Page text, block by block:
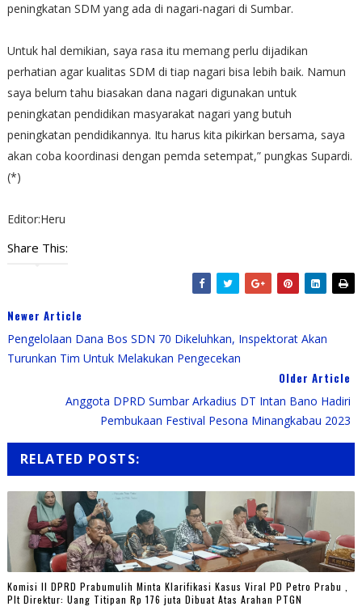
peningkatan SDM yang ada di nagari-nagari di Sumbar.
Untuk hal demikian, saya rasa itu memang perlu dijadikan
perhatian agar kualitas SDM di tiap nagari bisa lebih baik. Namun
saya belum tahu biasakan dana nagari digunakan untuk
peningkatan pendidikan masyarakat nagari yang butuh
peningkatan pendidikannya. Itu harus kita pikirkan bersama, saya
akan coba koordinasi dengan pemda setempat,” pungkas Supardi.
(*)
Editor:Heru
Share This:
Newer Article
Pengelolaan Dana Bos SDN 70 Dikeluhkan, Inspektorat Akan
Turunkan Tim Untuk Melakukan Pengecekan
Older Article
Anggota DPRD Sumbar Arkadius DT Intan Bano Hadiri
Pembukaan Festival Pesona Minangkabau 2023
RELATED POSTS:
Komisi II DPRD Prabumulih Minta Klarifikasi Kasus Viral PD Petro Prabu ,
Plt Direktur: Uang Titipan Rp 176 juta Dibuat Atas Arahan PTGN